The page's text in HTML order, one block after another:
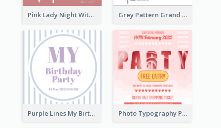
Pink Lady Night With Drinks Invitation Grey Pattern Grand Opening Invitation 2020
Purple Lines My Birthday Party Celebration Invitation Photo Typography Party Invitation Design Templates